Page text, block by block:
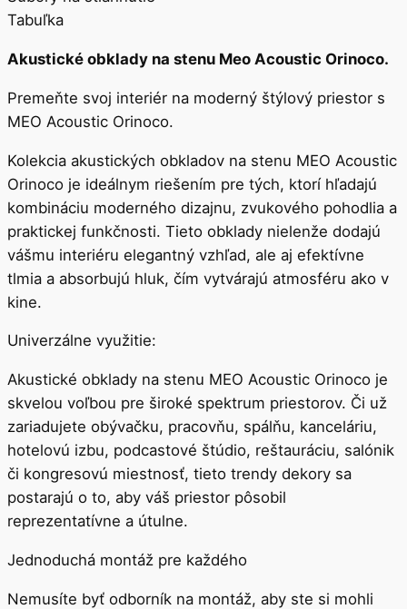
Tabuľka
Akustické obklady na stenu Meo Acoustic Orinoco.
Premeňte svoj interiér na moderný štýlový priestor s
MEO Acoustic Orinoco.
Kolekcia akustických obkladov na stenu MEO Acoustic
Orinoco je ideálnym riešením pre tých, ktorí hľadajú
kombináciu moderného dizajnu, zvukového pohodlia a
praktickej funkčnosti. Tieto obklady nielenže dodajú
vášmu interiéru elegantný vzhľad, ale aj efektívne
tlmia a absorbujú hluk, čím vytvárajú atmosféru ako v
kine.
Univerzálne využitie:
Akustické obklady na stenu MEO Acoustic Orinoco je
skvelou voľbou pre široké spektrum priestorov. Či už
zariadujete obývačku, pracovňu, spálňu, kanceláriu,
hotelovú izbu, podcastové štúdio, reštauráciu, salónik
či kongresovú miestnosť, tieto trendy dekory sa
postarajú o to, aby váš priestor pôsobil
reprezentatívne a útulne.
Jednoduchá montáž pre každého
Nemusíte byť odborník na montáž, aby ste si mohli